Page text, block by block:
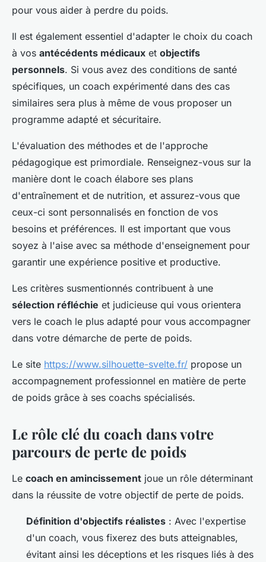
pour vous aider à perdre du poids.
Il est également essentiel d'adapter le choix du coach
à vos antécédents médicaux et objectifs
personnels. Si vous avez des conditions de santé
spécifiques, un coach expérimenté dans des cas
similaires sera plus à même de vous proposer un
programme adapté et sécuritaire.
L'évaluation des méthodes et de l'approche
pédagogique est primordiale. Renseignez-vous sur la
manière dont le coach élabore ses plans
d'entraînement et de nutrition, et assurez-vous que
ceux-ci sont personnalisés en fonction de vos
besoins et préférences. Il est important que vous
soyez à l'aise avec sa méthode d'enseignement pour
garantir une expérience positive et productive.
Les critères susmentionnés contribuent à une
sélection réfléchie et judicieuse qui vous orientera
vers le coach le plus adapté pour vous accompagner
dans votre démarche de perte de poids.
Le site https://www.silhouette-svelte.fr/ propose un
accompagnement professionnel en matière de perte
de poids grâce à ses coachs spécialisés.
Le rôle clé du coach dans votre
parcours de perte de poids
Le coach en amincissement joue un rôle déterminant
dans la réussite de votre objectif de perte de poids.
Définition d'objectifs réalistes : Avec l'expertise
d'un coach, vous fixerez des buts atteignables,
évitant ainsi les déceptions et les risques liés à des